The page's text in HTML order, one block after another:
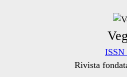
ISSN
Rivista